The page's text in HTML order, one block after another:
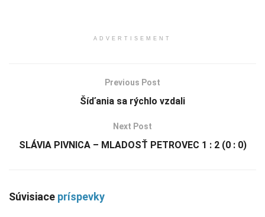
ADVERTISEMENT
Previous Post
Šíďania sa rýchlo vzdali
Next Post
SLÁVIA PIVNICA – MLADOSŤ PETROVEC 1 : 2 (0 : 0)
Súvisiace príspevky